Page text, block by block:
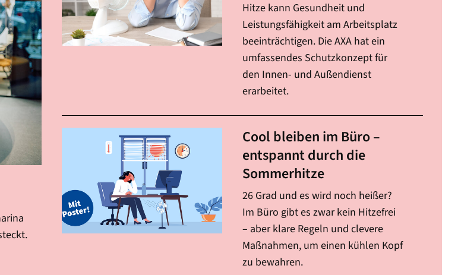
Hitze kann Gesundheit und
Leistungsfähigkeit am Arbeitsplatz
beeinträchtigen. Die AXA hat ein
umfassendes Schutzkonzept für
den Innen- und Außendienst
erarbeitet.
Cool bleiben im Büro –
entspannt durch die
Sommerhitze
26 Grad und es wird noch heißer?
Im Büro gibt es zwar kein Hitzefrei
– aber klare Regeln und clevere
Maßnahmen, um einen kühlen Kopf
zu bewahren.